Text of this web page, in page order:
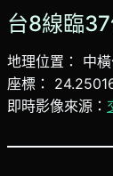
台8線臨
地理位置： 中
座標：
即時影像來源：